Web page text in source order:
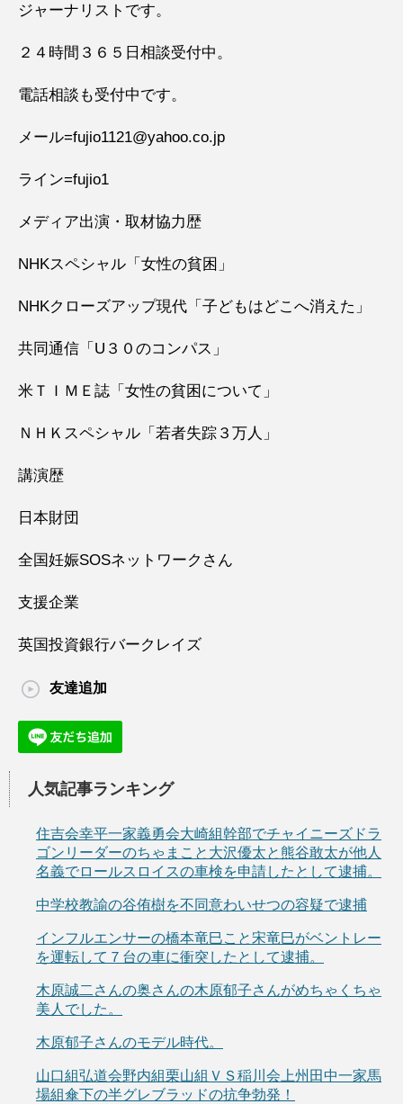
ジャーナリストです。
２４時間３６５日相談受付中。
電話相談も受付中です。
メール=fujio1121@yahoo.co.jp
ライン=fujio1
メディア出演・取材協力歴
NHKスペシャル「女性の貧困」
NHKクローズアップ現代「子どもはどこへ消えた」
共同通信「U３０のコンパス」
米ＴＩＭＥ誌「女性の貧困について」
ＮＨＫスペシャル「若者失踪３万人」
講演歴
日本財団
全国妊娠SOSネットワークさん
支援企業
英国投資銀行バークレイズ
友達追加
人気記事ランキング
住吉会幸平一家義勇会大崎組幹部でチャイニーズドラ
ゴンリーダーのちゃまこと大沢優太と熊谷敢太が他人
名義でロールスロイスの車検を申請したとして逮捕。
中学校教諭の谷侑樹を不同意わいせつの容疑で逮捕
インフルエンサーの橋本竜巳こと宋竜巳がベントレー
を運転して７台の車に衝突したとして逮捕。
木原誠二さんの奥さんの木原郁子さんがめちゃくちゃ
美人でした。
木原郁子さんのモデル時代。
山口組弘道会野内組栗山組ＶＳ稲川会上州田中一家馬
場組傘下の半グレブラッドの抗争勃発！